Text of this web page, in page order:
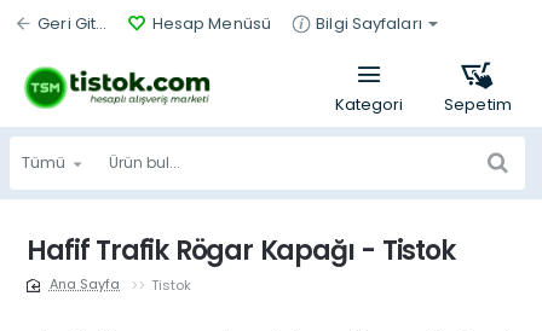
Geri Git... Hesap Menüsü Bilgi Sayfaları
Tümü
Ürün
bul...
Hafif Trafik Rögar Kapağı - Tistok
Tistok